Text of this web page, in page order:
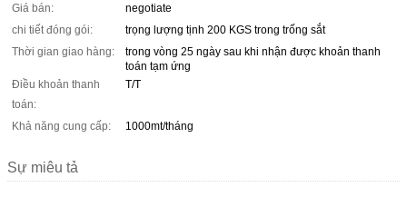
Giá bán:
negotiate
chi tiết đóng gói:
trọng lượng tịnh 200 KGS trong trống sắt
Thời gian giao hàng:
trong vòng 25 ngày sau khi nhận được khoản thanh
toán tạm ứng
Điều khoản thanh
toán:
T/T
Khả năng cung cấp: 1000mt/tháng
Sự miêu tả